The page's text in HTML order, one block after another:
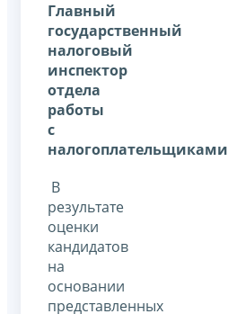
Главный
государственный
налоговый
инспектор
отдела
работы
с
налогоплательщиками
В
результате
оценки
кандидатов
на
основании
представленных